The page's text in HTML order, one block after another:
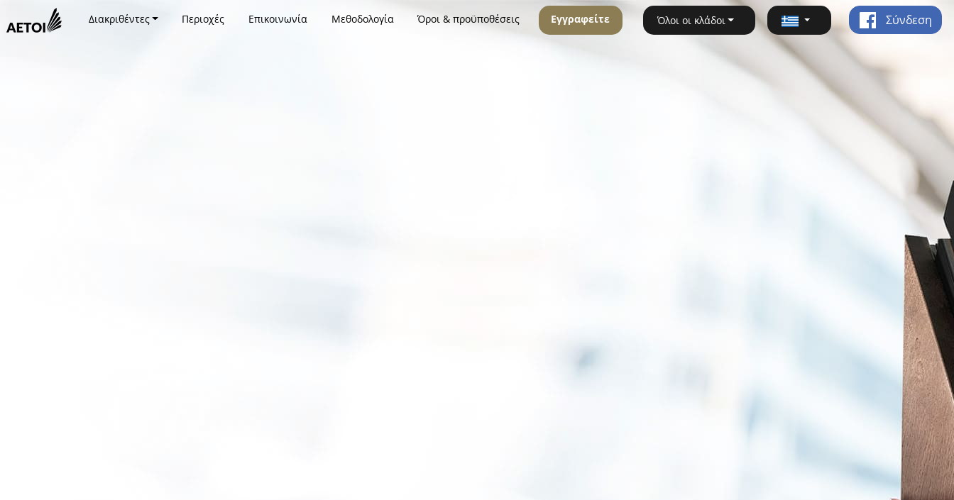
Διακριθέντες Περιοχές Επικοινωνία Μεθοδολογία Όροι & προϋποθέσεις Εγγραφείτε Όλοι οι κλάδοι Σύνδεση